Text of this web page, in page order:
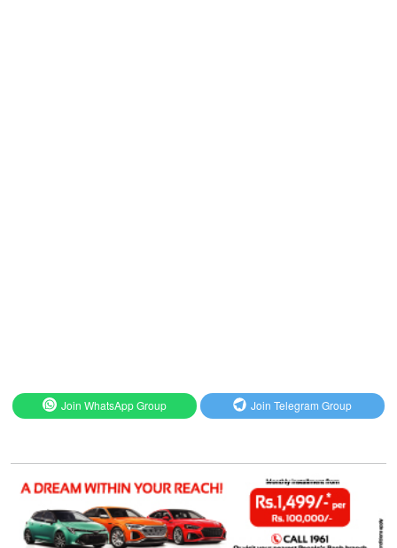
Join WhatsApp Group Join Telegram Group